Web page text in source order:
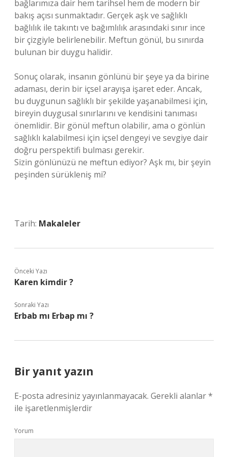
bağlarımıza dair hem tarihsel hem de modern bir
bakış açısı sunmaktadır. Gerçek aşk ve sağlıklı
bağlılık ile takıntı ve bağımlılık arasındaki sınır ince
bir çizgiyle belirlenebilir. Meftun gönül, bu sınırda
bulunan bir duygu halidir.
Sonuç olarak, insanın gönlünü bir şeye ya da birine
adaması, derin bir içsel arayışa işaret eder. Ancak,
bu duygunun sağlıklı bir şekilde yaşanabilmesi için,
bireyin duygusal sınırlarını ve kendisini tanıması
önemlidir. Bir gönül meftun olabilir, ama o gönlün
sağlıklı kalabilmesi için içsel dengeyi ve sevgiye dair
doğru perspektifi bulması gerekir.
Sizin gönlünüzü ne meftun ediyor? Aşk mı, bir şeyin
peşinden sürükleniş mi?
Tarih: Makaleler
Önceki Yazı
Karen kimdir ?
Sonraki Yazı
Erbab mı Erbap mı ?
Bir yanıt yazın
E-posta adresiniz yayınlanmayacak. Gerekli alanlar*
ile işaretlenmişlerdir
Yorum